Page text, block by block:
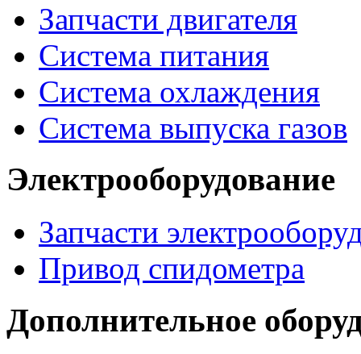
Запчасти двигателя
Система питания
Система охлаждения
Система выпуска газов
Электрооборудование
Запчасти
Привод спидометра
Дополнительное